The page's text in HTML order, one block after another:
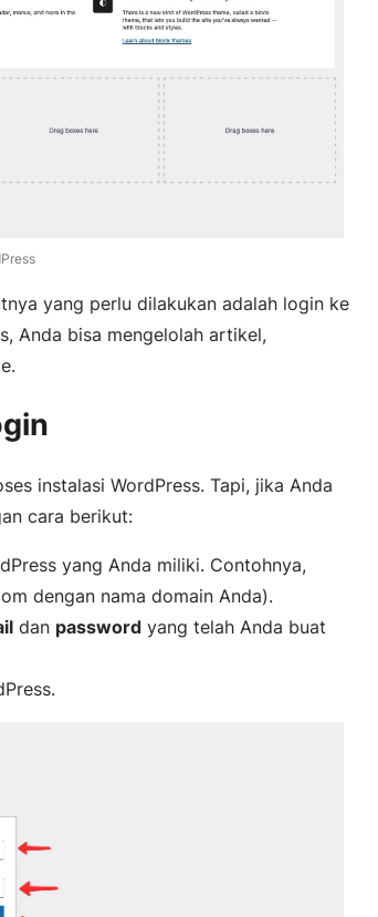
yang perlu dilakukan adalah login ke
Anda bisa mengelolah artikel,
instalasi WordPress. Tapi, jika Anda
cara berikut:
yang Anda miliki. Contohnya,
dengan nama domain Anda).
dan password yang telah Anda buat